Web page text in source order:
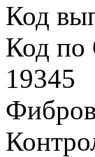
Код
Код по
19345